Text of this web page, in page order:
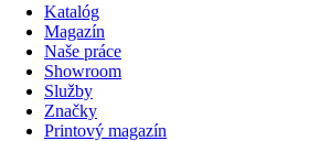
Katalóg
Magazín
Naše práce
Showroom
Služby
Značky
Printový magazín